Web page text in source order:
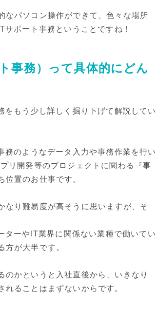
なパソコン操作ができて、色々な場所
ポート事務ということですね！
事務）って具体的にどん
をもう少し詳しく掘り下げて解説してい
務のようなデータ入力や事務作業を行い
リ開発等のプロジェクトに関わる『事
位置のお仕事です。
なり難易度が高そうに思いますが、そ
ターやIT業界に関係ない業種で働いてい
方が大半です。
のかというと入社直後から、いきなり
ることはまずないからです。